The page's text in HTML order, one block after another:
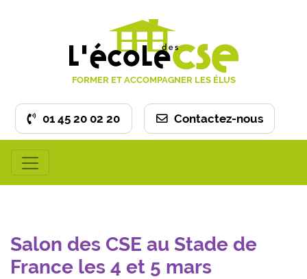
FORMER ET ACCOMPAGNER LES ÉLUS
01 45 20 02 20 Contactez-nous
Salon des CSE au Stade de
France les 4 et 5 mars